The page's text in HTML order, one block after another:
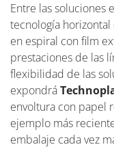
Entre las soluciones
tecnología
en espiral con film
prestaciones de las
flexibilidad de las
expondrá
envoltura con papel
ejemplo más
embalaje cada vez